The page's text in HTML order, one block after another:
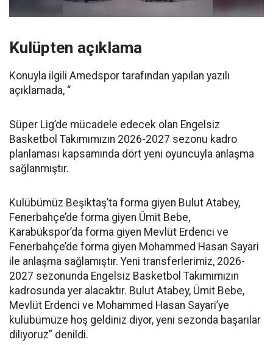
Kulüpten açıklama
Konuyla ilgili Amedspor tarafından yapılan yazılı
açıklamada, “
Süper Lig’de mücadele edecek olan Engelsiz
Basketbol Takımımızın 2026-2027 sezonu kadro
planlaması kapsamında dört yeni oyuncuyla anlaşma
sağlanmıştır.
Kulübümüz Beşiktaş’ta forma giyen Bulut Atabey,
Fenerbahçe’de forma giyen Ümit Bebe,
Karabükspor’da forma giyen Mevlüt Erdenci ve
Fenerbahçe’de forma giyen Mohammed Hasan Sayari
ile anlaşma sağlamıştır. Yeni transferlerimiz, 2026-
2027 sezonunda Engelsiz Basketbol Takımımızın
kadrosunda yer alacaktır. Bulut Atabey, Ümit Bebe,
Mevlüt Erdenci ve Mohammed Hasan Sayari’ye
kulübümüze hoş geldiniz diyor, yeni sezonda başarılar
diliyoruz” denildi.